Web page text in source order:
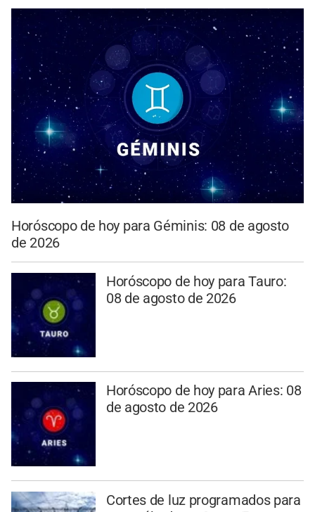
Horóscopo de hoy para Géminis: 08 de agosto
de 2026
Horóscopo de hoy para Tauro:
08 de agosto de 2026
Horóscopo de hoy para Aries: 08
de agosto de 2026
Cortes de luz programados para